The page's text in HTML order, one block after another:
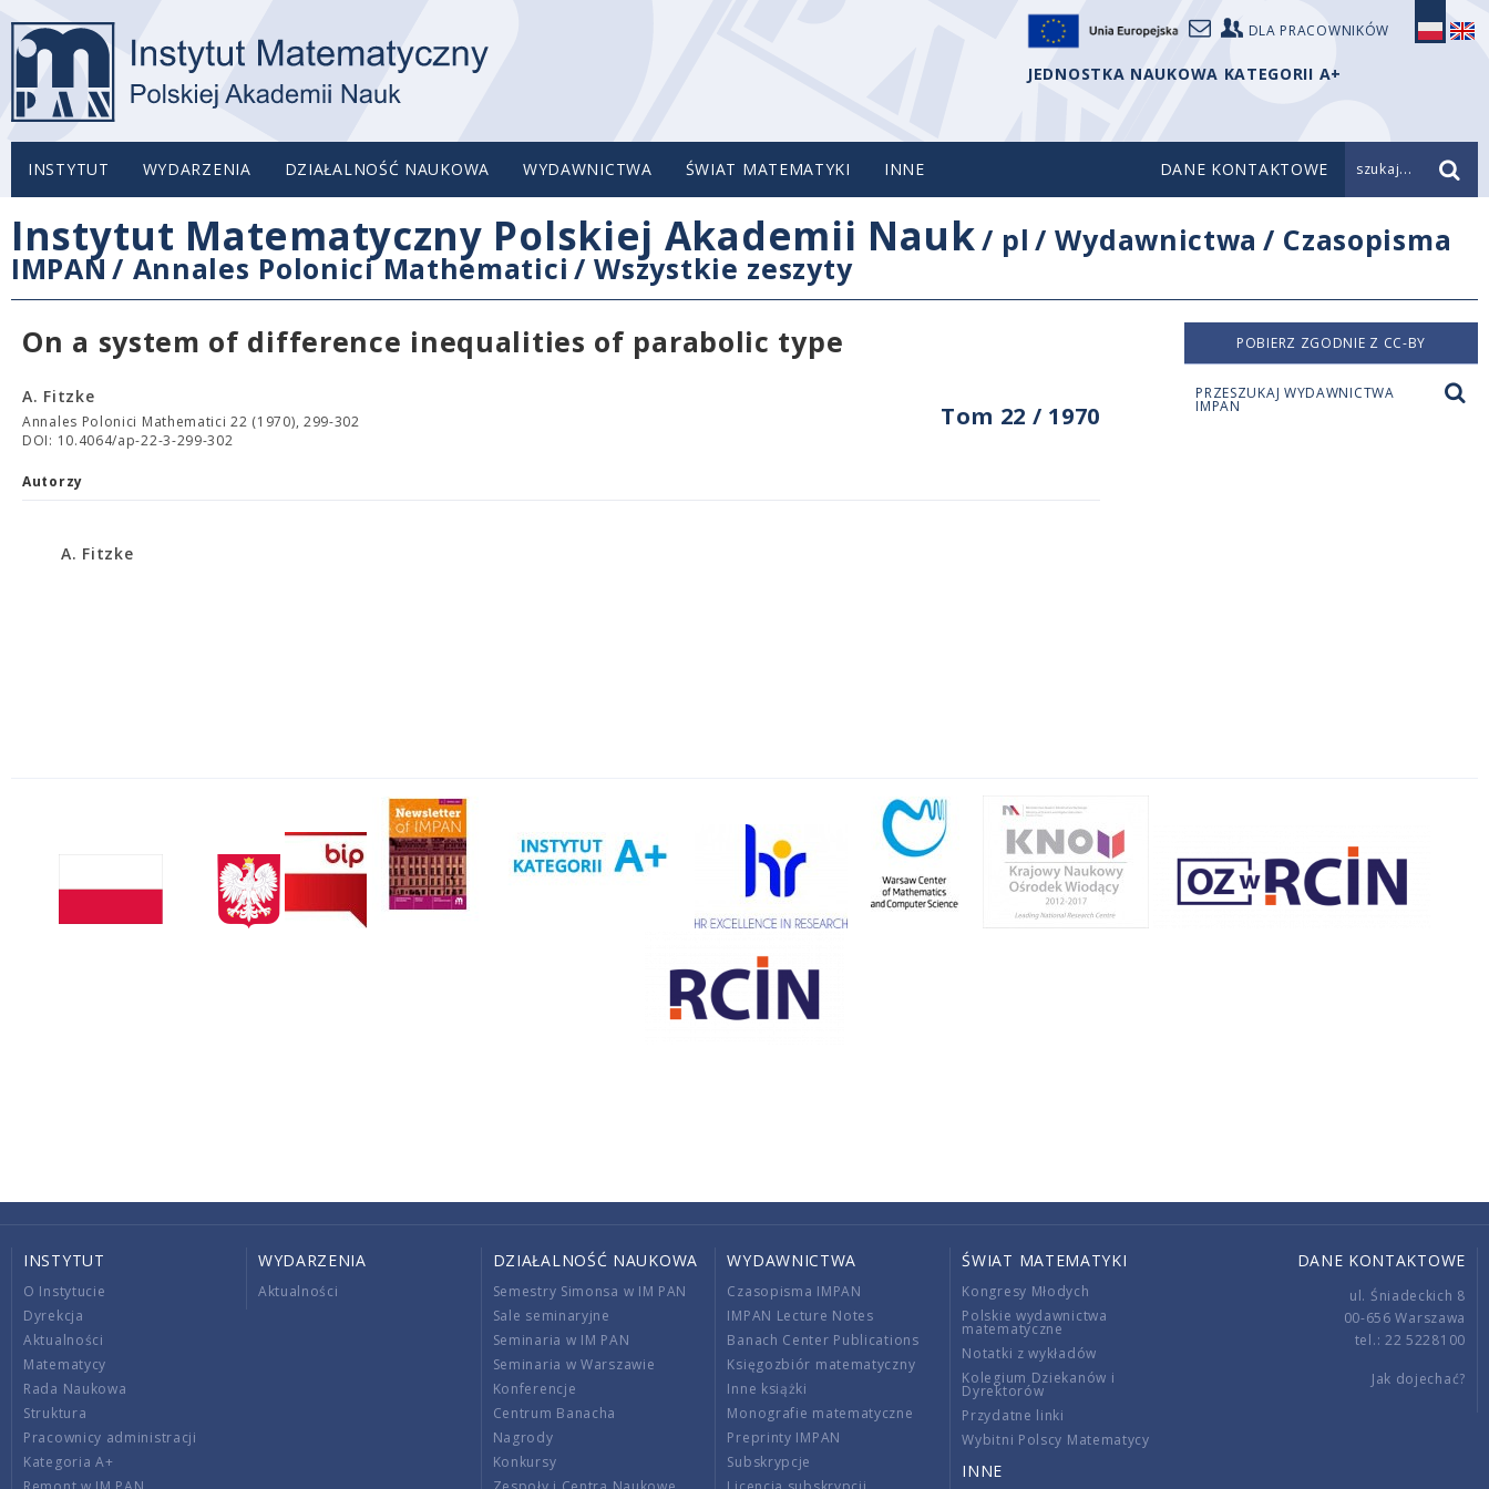
DLA PRACOWNIKÓW
JEDNOSTKA NAUKOWA KATEGORII A+
INSTYTUT WYDARZENIA DZIAŁALNOŚĆ NAUKOWA WYDAWNICTWA ŚWIAT MATEMATYKI INNE DANE KONTAKTOWE szukaj...
Instytut Matematyczny Polskiej Akademii Nauk/ pl /Wydawnictwa / Czasopisma
IMPAN / Annales Polonici Mathematici /Wszystkie zeszyty
On a system of difference inequalities of parabolic type
Tom 22 / 1970
A. Fitzke
Annales Polonici Mathematici 22 (1970), 299-302
DOI: 10.4064/ap-22-3-299-302
Autorzy
A. Fitzke
POBIERZ ZGODNIE Z CC-BY
PRZESZUKAJ WYDAWNICTWA
IMPAN
INSTYTUT
O Instytucie
Dyrekcja
Aktualności
Matematycy
Rada Naukowa
Struktura
Pracownicy administracji
Kategoria A+
WYDARZENIA
Aktualności
DZIAŁALNOŚĆ NAUKOWA
Semestry Simonsa w IM PAN
Sale seminaryjne
Seminaria w IM PAN
Seminaria w Warszawie
Konferencje
Centrum Banacha
Nagrody
Konkursy
WYDAWNICTWA
Czasopisma IMPAN
IMPAN Lecture Notes
Banach Center Publications
Księgozbiór matematyczny
Inne książki
Monografie matematyczne
Preprinty IMPAN
Subskrypcje
ŚWIAT MATEMATYKI
Kongresy Młodych
Polskie wydawnictwa
matematyczne
Notatki z wykładów
Kolegium Dziekanów i
Dyrektorów
Przydatne linki
Wybitni Polscy Matematycy
INNE
DANE KONTAKTOWE
ul. Śniadeckich 8
00-656 Warszawa
tel.: 22 5228100
Jak dojechać?